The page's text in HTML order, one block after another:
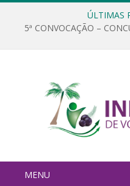
ÚLTIMAS
5ª CONVOCAÇÃO –
MENU